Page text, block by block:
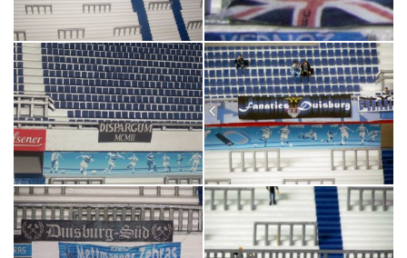
Tribünen
Ausstellungen
Bandenwerbung
Kontakt
Stadionmodellbau
Tribian
auf
Facebook